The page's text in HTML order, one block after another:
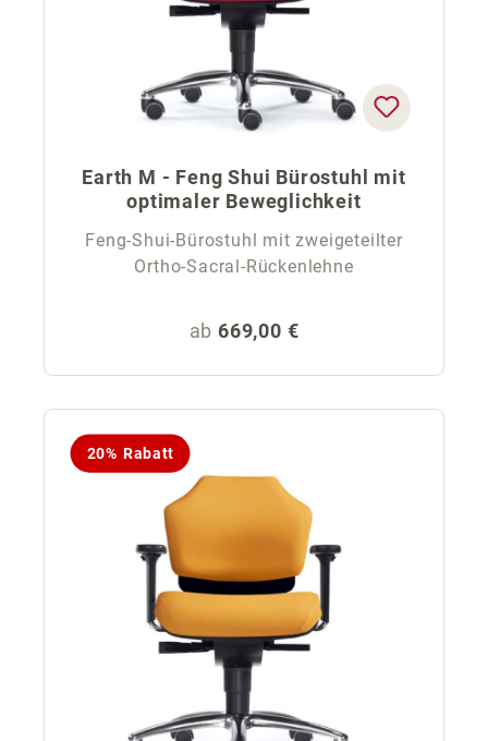
Earth M - Feng Shui Bürostuhl mit
optimaler Beweglichkeit
Feng-Shui-Bürostuhl mit zweigeteilter
Ortho-Sacral-Rückenlehne
Regulärer Preis:
ab 669,00 €
20% Rabatt